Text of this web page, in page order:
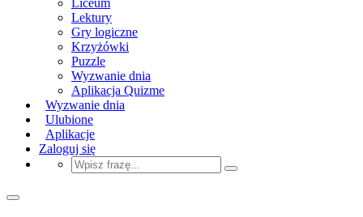
Lektury
Gry logiczne
Krzyżówki
Puzzle
Wyzwanie dnia
Aplikacja Quizme
Wyzwanie dnia
Ulubione
Aplikacje
Zaloguj się